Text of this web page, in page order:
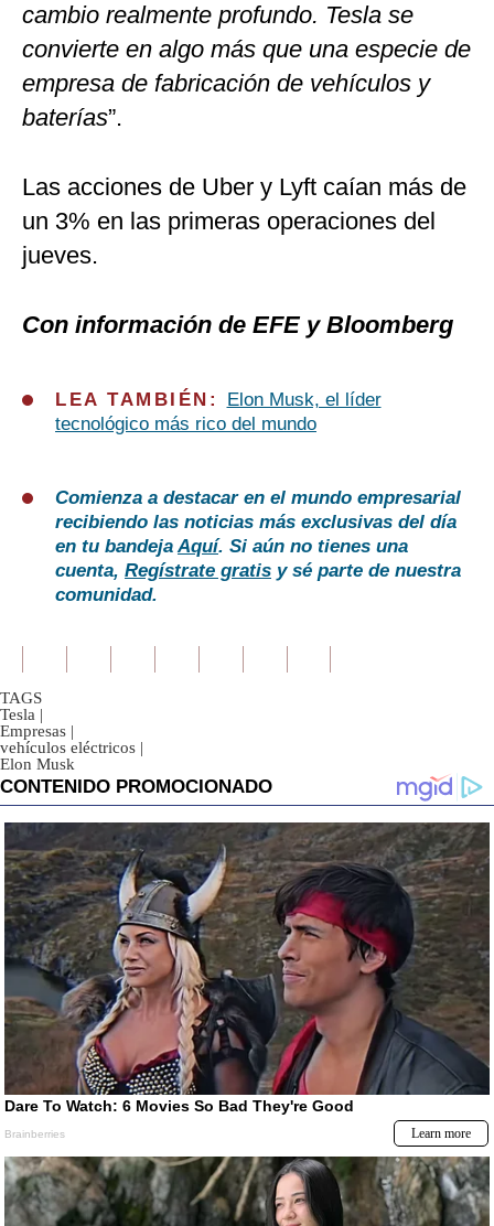
cambio realmente profundo. Tesla se
convierte en algo más que una especie de
empresa de fabricación de vehículos y
baterías”.
Las acciones de Uber y Lyft caían más de
un 3% en las primeras operaciones del
jueves.
Con información de EFE y Bloomberg
LEA TAMBIÉN:
Elon Musk, el líder
tecnológico más rico del mundo
Comienza a destacar en el mundo empresarial
recibiendo las noticias más exclusivas del día
en tu bandejaAquí. Si aún no tienes una
cuenta, Regístrate gratis y sé parte de nuestra
comunidad.
TAGS
Tesla |
Empresas |
vehículos eléctricos |
Elon Musk